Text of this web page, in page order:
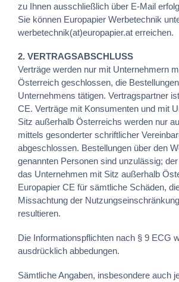
zu Ihnen ausschließlich über E-Mail
Sie können Europapier Werbetechnik
werbetechnik(at)europapier.at erreichen.
2. VERTRAGSABSCHLUSS
Verträge werden nur mit Unternehmern
Österreich geschlossen, die
Unternehmens tätigen. Vertragspartner
CE. Verträge mit Konsumenten und mit
Sitz außerhalb Österreichs werden nur
mittels gesonderter schriftlicher
abgeschlossen. Bestellungen über den
genannten Personen sind unzulässig;
das Unternehmen mit Sitz außerhalb
Europapier CE für sämtliche Schäden,
Missachtung der
resultieren.
Die Informationspflichten nach § 9 ECG
ausdrücklich abbedungen.
Sämtliche Angaben, insbesondere auch